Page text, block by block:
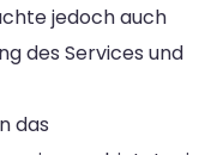
jedoch auch
des Services und
das